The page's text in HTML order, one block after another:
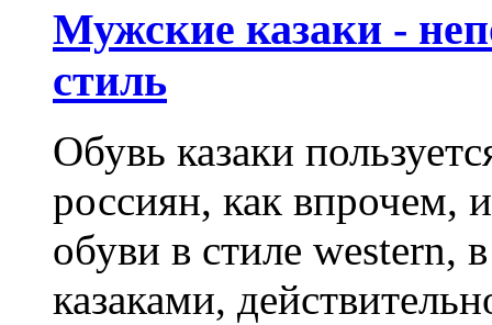
Мужские казаки -
стиль
Обувь казаки
россиян, как впрочем,
обуви в стиле western,
казаками,